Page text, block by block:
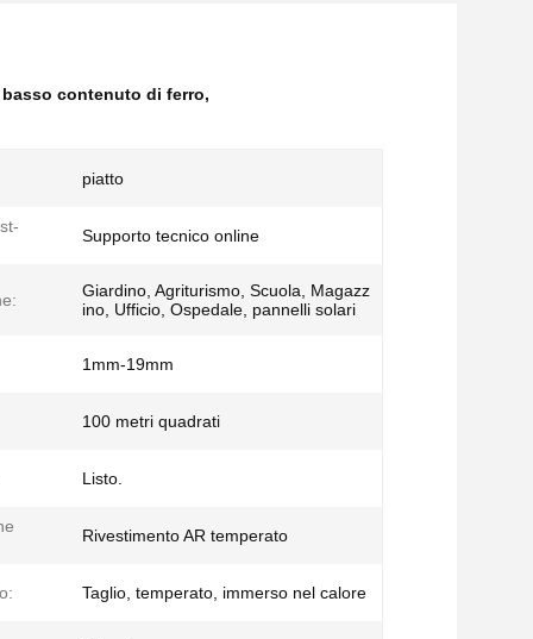
contenuto di ferro,
piatto
Supporto tecnico online
Giardino, Agriturismo, Scuola, Magazz
ino, Ufficio, Ospedale, pannelli solari
1mm-19mm
100 metri quadrati
Listo.
Rivestimento AR temperato
Taglio, temperato, immerso nel calore